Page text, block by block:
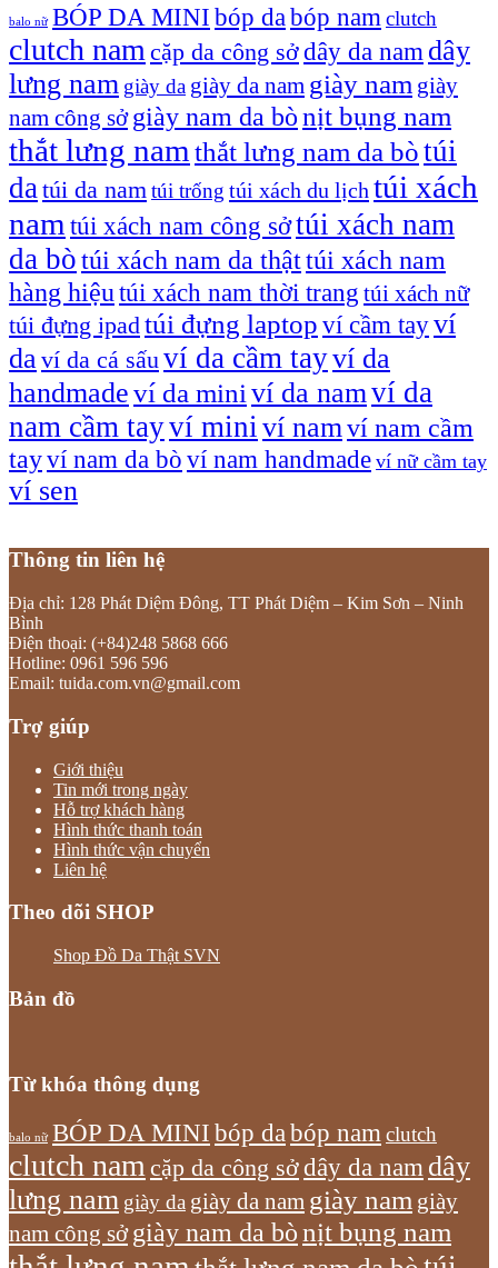
balo nữ BÓP DA MINI bóp da bóp nam clutch
clutch nam cặp da công sởdây da nam dây
lưng nam giày da giày da nam giày nam giày
nam công sở giày nam da bònịt bụng nam
thắt lưng nam thắt lưng nam da bòtúi
da túi da nam túi trống túi xách du lịch túi xách
nam túi xách nam công sởtúi xách nam
da bòtúi xách nam da thậttúi xách nam
hàng hiệu túi xách nam thời trang túi xách nữ
túi đựng ipad túi đựng laptop ví cầm tayví
da ví da cá sấu ví da cầm tayví da
handmadeví da mini ví da namví da
nam cầm tayví mini ví namví nam cầm
tayví nam da bò ví nam handmade ví nữ cầm tay
ví sen
Thông tin liên hệ
Địa chỉ: 128 Phát Diệm Đông, TT Phát Diệm – Kim Sơn – Ninh
Bình
Điện thoại: (+84)248 5868 666
Hotline: 0961 596 596
Email: tuida.com.vn@gmail.com
Trợ giúp
Giới thiệu
Tin mới trong ngày
Hỗ trợ khách hàng
Hình thức thanh toán
Hình thức vận chuyển
Liên hệ
Theo dõi SHOP
Shop Đồ Da Thật SVN
Bản đồ
Từ khóa thông dụng
balo nữ BÓP DA MINI bóp da bóp nam clutch
clutch nam cặp da công sởdây da nam dây
lưng nam giày da giày da nam giày nam giày
nam công sở giày nam da bònịt bụng nam